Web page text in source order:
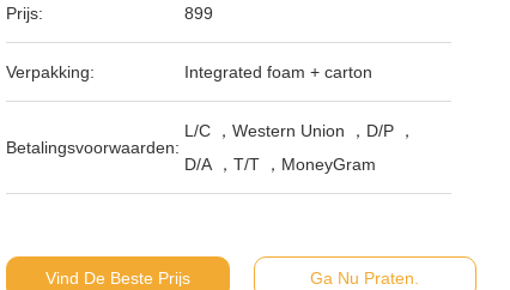
Prijs: 899
Verpakking: Integrated foam + carton
Betalingsvoorwaarden:
L/C ，Western Union ，D/P ，
D/A ，T/T ，MoneyGram
Vind De Beste Prijs Ga Nu Praten.